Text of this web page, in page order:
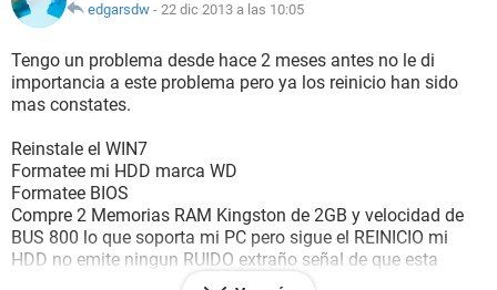
edgarsdw - 22 dic 2013 a las 10:05
Tengo un problema desde hace 2 meses antes no le di
importancia a este problema pero ya los reinicio han sido
mas constates.
Reinstale el WIN7
Formatee mi HDD marca WD
Formatee BIOS
Compre 2 Memorias RAM Kingston de 2GB y velocidad de
BUS 800 lo que soporta mi PC pero sigue el REINICIO mi
HDD no emite ningun RUIDO extraño señal de que esta
Fallando.Me di cuenta de que al insertar unas de las